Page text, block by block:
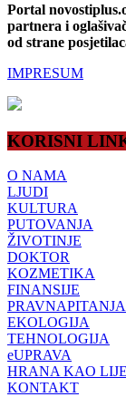
Portal
partnera i
od strane
IMPRESUM
KORISNI
O NAMA
LJUDI
KULTURA
PUTOVANJA
ŽIVOTINJE
DOKTOR
KOZMETIKA
FINANSIJE
PRAVNAPITANJA
EKOLOGIJA
TEHNOLOGIJA
eUPRAVA
HRANA KAO
KONTAKT